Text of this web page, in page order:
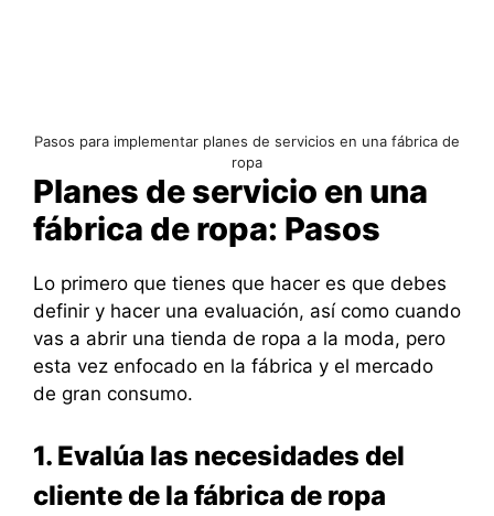
Pasos para implementar planes de servicios en una fábrica de
ropa
Planes de servicio en una
fábrica de ropa: Pasos
Lo primero que tienes que hacer es que debes
definir y hacer una evaluación, así como cuando
vas a abrir una tienda de ropa a la moda, pero
esta vez enfocado en la fábrica y el mercado
de gran consumo.
1. Evalúa las necesidades del
cliente de la fábrica de ropa